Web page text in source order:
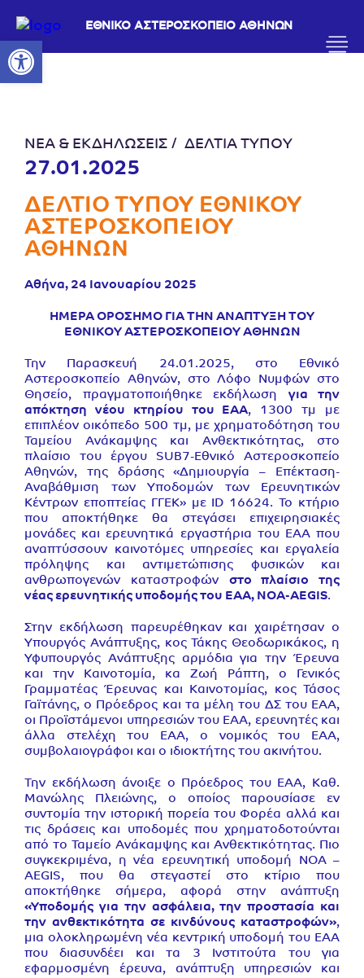
Ανοίξτε τη γραμμή εργαλείων
ΕΘΝΙΚΟ ΑΣΤΕΡΟΣΚΟΠΕΙΟ ΑΘΗΝΩΝ
ΝΕΑ & ΕΚΔΗΛΩΣΕΙΣ ΔΕΛΤΙΑ ΤΥΠΟΥ
27.01.2025
ΔΕΛΤΙΟ ΤΥΠΟΥ ΕΘΝΙΚΟΥ
ΑΣΤΕΡΟΣΚΟΠΕΙΟΥ
ΑΘΗΝΩΝ
Αθήνα, 24 Ιανουαρίου 2025
ΗΜΕΡΑ ΟΡΟΣΗΜΟ ΓΙΑ ΤΗΝ ΑΝΑΠΤΥΞΗ ΤΟΥ
ΕΘΝΙΚΟΥ ΑΣΤΕΡΟΣΚΟΠΕΙΟΥ ΑΘΗΝΩΝ
Την Παρασκευή 24.01.2025, στο Εθνικό
Αστεροσκοπείο Αθηνών, στο Λόφο Νυμφών στο
Θησείο, πραγματοποιήθηκε εκδήλωση για την
απόκτηση νέου κτηρίου του ΕΑΑ, 1300 τμ με
επιπλέον οικόπεδο 500 τμ, με χρηματοδότηση του
Ταμείου Ανάκαμψης και Ανθεκτικότητας, στο
πλαίσιο του έργου SUB7-Εθνικό Αστεροσκοπείο
Αθηνών, της δράσης «Δημιουργία – Επέκταση-
Αναβάθμιση των Υποδομών των Ερευνητικών
Κέντρων εποπτείας ΓΓΕΚ» με ID 16624. Το κτήριο
που αποκτήθηκε θα στεγάσει επιχειρησιακές
μονάδες και ερευνητικά εργαστήρια του ΕΑΑ που
αναπτύσσουν καινοτόμες υπηρεσίες και εργαλεία
πρόληψης και αντιμετώπισης φυσικών και
ανθρωπογενών καταστροφών στο πλαίσιο της
νέας ερευνητικής υποδομής του ΕΑΑ, NOA-AEGIS.
Στην εκδήλωση παρευρέθηκαν και χαιρέτησαν ο
Υπουργός Ανάπτυξης, κος Τάκης Θεοδωρικάκος, η
Υφυπουργός Ανάπτυξης αρμόδια για την Έρευνα
και την Καινοτομία, κα Ζωή Ράπτη, ο Γενικός
Γραμματέας Έρευνας και Καινοτομίας, κος Τάσος
Γαϊτάνης, ο Πρόεδρος και τα μέλη του ΔΣ του ΕΑΑ,
οι Προϊστάμενοι υπηρεσιών του ΕΑΑ, ερευνητές και
άλλα στελέχη του ΕΑΑ, ο νομικός του ΕΑΑ,
συμβολαιογράφοι και ο ιδιοκτήτης του ακινήτου.
Την εκδήλωση άνοιξε ο Πρόεδρος του ΕΑΑ, Καθ.
Μανώλης Πλειώνης, ο οποίος παρουσίασε εν
συντομία την ιστορική πορεία του Φορέα αλλά και
τις δράσεις και υποδομές που χρηματοδοτούνται
από το Ταμείο Ανάκαμψης και Ανθεκτικότητας. Πιο
συγκεκριμένα, η νέα ερευνητική υποδομή ΝΟΑ –
AEGIS, που θα στεγαστεί στο κτίριο που
αποκτήθηκε σήμερα, αφορά στην ανάπτυξη
«Υποδομής για την ασφάλεια, την προστασία και
την ανθεκτικότητα σε κινδύνους καταστροφών»,
μια ολοκληρωμένη νέα κεντρική υποδομή του ΕΑΑ
που διασυνδέει και τα 3 Ινστιτούτα του για
εφαρμοσμένη έρευνα, ανάπτυξη υπηρεσιών και